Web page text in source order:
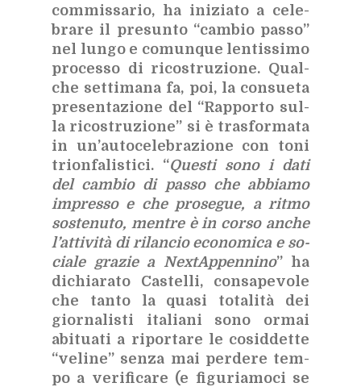
com­mis­sa­rio, ha ini­zia­to a ce­le­
bra­re il pre­sun­to “cam­bio pas­so”
nel lun­go e co­mun­que len­tis­si­mo
pro­ces­so di ri­co­stru­zio­ne. Qual­
che set­ti­ma­na fa, poi, la con­sue­ta
pre­sen­ta­zio­ne del “Rap­por­to sul­
la ri­co­stru­zio­ne” si è tra­sfor­ma­ta
in un’au­to­ce­le­bra­zio­ne con toni
trion­fa­li­sti­ci. “Que­sti sono i dati
del cam­bio di pas­so che ab­bia­mo
im­pres­so e che pro­se­gue, a rit­mo
so­ste­nu­to, men­tre è in cor­so an­che
l’at­ti­vi­tà di ri­lan­cio eco­no­mi­ca e so­
cia­le gra­zie a Nex­tAp­pen­ni­no” ha
di­chia­ra­to Ca­stel­li, con­sa­pe­vo­le
che tan­to la qua­si to­ta­li­tà dei
gior­na­li­sti ita­lia­ni sono or­mai
abi­tua­ti a ri­por­ta­re le co­sid­det­te
“ve­li­ne” sen­za mai per­de­re tem­
po a ve­ri­fi­ca­re (e fi­gu­ria­mo­ci se